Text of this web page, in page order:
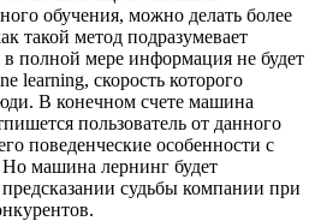
обучения, можно делать более
такой метод подразумевает
в полной мере информация не будет
learning, скорость которого
В конечном счете машина
пользователь от данного
поведенческие особенности с
машина лернинг будет
судьбы компании при